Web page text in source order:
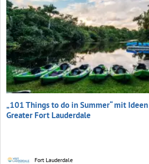
„101 Things to do in Summer“ mit
Greater Fort Lauderdale
Fort Lauderdale